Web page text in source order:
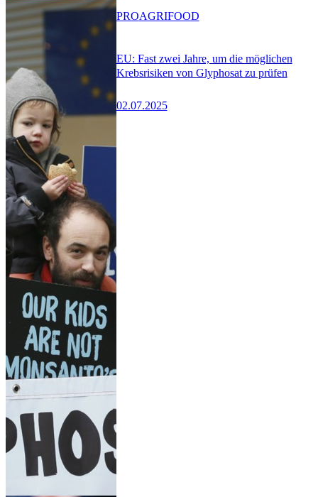
EU: Fast zwei Jahre, um die möglichen
Krebsrisiken von Glyphosat zu prüfen
02.07.2025
PROAGRIFOOD